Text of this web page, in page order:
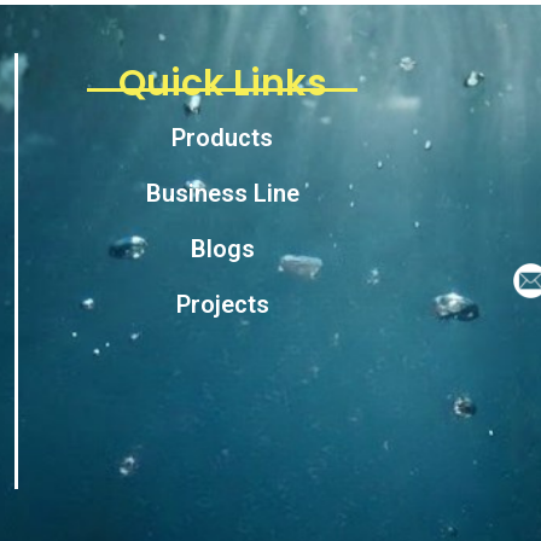
Quick Links
Products
Business Line
Blogs
Projects